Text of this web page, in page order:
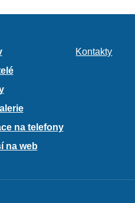
na telefony
na web
Kontakty